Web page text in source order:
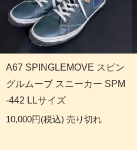
A67 SPINGLEMOVE スピン
グルムーブ スニーカー SPM
-442 LLサイズ
10,000円(税込) 売り切れ